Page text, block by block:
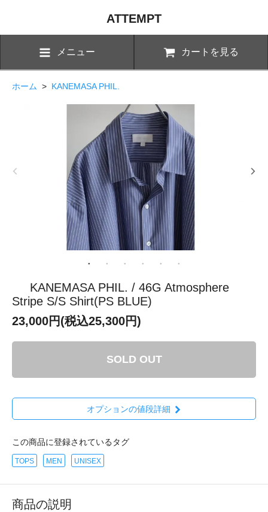
ATTEMPT
メニュー カートを見る
ホーム > KANEMASA PHIL.
KANEMASA PHIL. / 46G Atmosphere
Stripe S/S Shirt(PS BLUE)
23,000円(税込25,300円)
SOLD OUT
オプションの値段詳細
この商品に登録されているタグ
TOPS MEN UNISEX
商品の説明